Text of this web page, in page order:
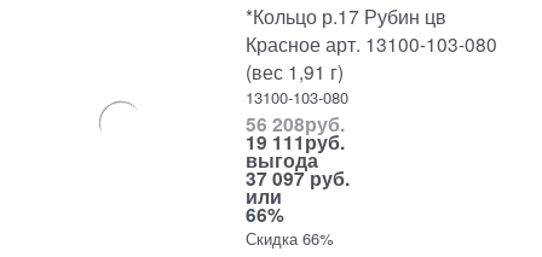
*Кольцо р.17 Рубин цв
Красное арт. 13100-103-080
(вес 1,91 г)
13100-103-080
56 208руб.
19 111руб.
выгода
37 097 руб.
или
66%
Скидка 66%